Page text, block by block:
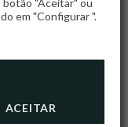
"Aceitar" ou
em "Configurar ".
ACEITAR